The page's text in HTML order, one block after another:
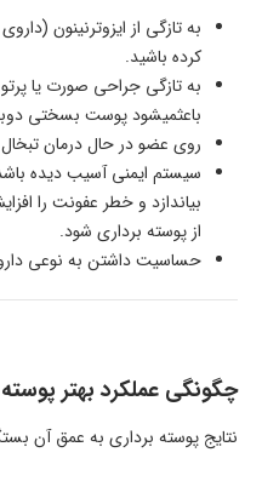
به تازگی از ایزوترنینون
کرده باشید.
به تازگی جراحی صورت یا
باعثمیشود پوست بسختی
روی عضو در حال درمان
سیستم ایمنی آسیب دیده
بیاندازد و خطر عفونت را
از پوسته برداری شود.
حساسیت داشتن به نوعی
چگونگی عملکرد بهتر
نتایج پوسته برداری به عمق آن